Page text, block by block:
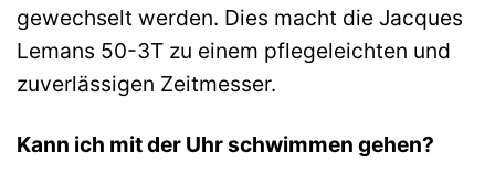
gewechselt werden. Dies macht die Jacques
Lemans 50-3T zu einem pflegeleichten und
zuverlässigen Zeitmesser.
Kann ich mit der Uhr schwimmen gehen?